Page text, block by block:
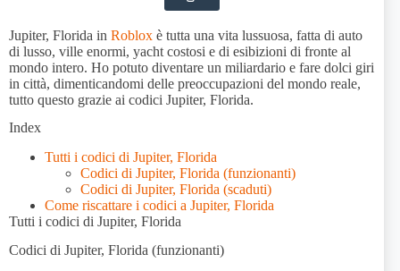
Jupiter, Florida in Roblox è tutta una vita lussuosa, fatta di auto
di lusso, ville enormi, yacht costosi e di esibizioni di fronte al
mondo intero. Ho potuto diventare un miliardario e fare dolci giri
in città, dimenticandomi delle preoccupazioni del mondo reale,
tutto questo grazie ai codici Jupiter, Florida.
Index
Tutti i codici di Jupiter, Florida
Codici di Jupiter, Florida (funzionanti)
Codici di Jupiter, Florida (scaduti)
Come riscattare i codici a Jupiter, Florida
Tutti i codici di Jupiter, Florida
Codici di Jupiter, Florida (funzionanti)